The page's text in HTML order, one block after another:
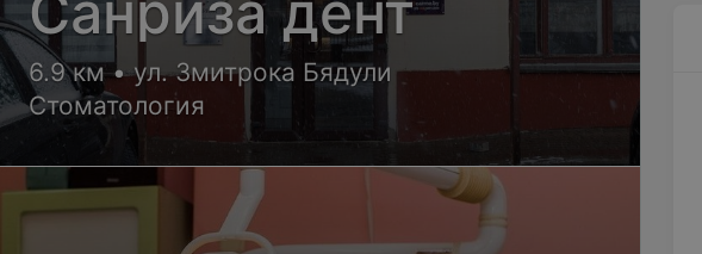
6.9 км • ул. Змитрока Бядули
Стоматология